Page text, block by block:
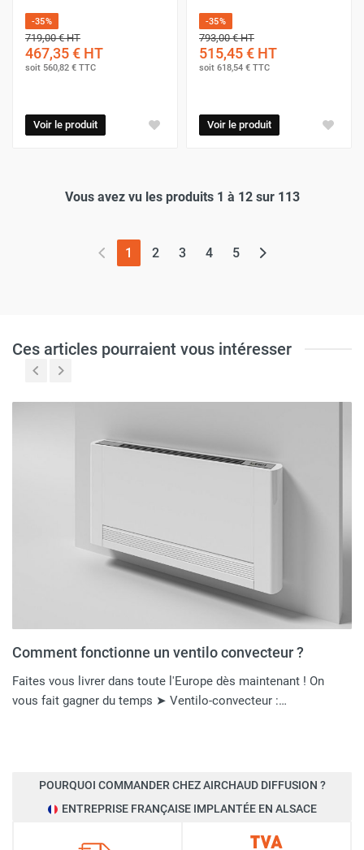
-35%
719,00 €HT
467,35 € HT
soit 560,82 € TTC
Voir le produit
-35%
793,00 €HT
515,45 € HT
soit 618,54 € TTC
Voir le produit
Vous avez vu les produits 1 à 12 sur 113
1 (page actuelle)
2 3 4 5
Ces articles pourraient vous intéresser
Comment fonctionne un ventilo convecteur ?
Faites vous livrer dans toute l'Europe dès maintenant ! On
vous fait gagner du temps ➤ Ventilo-convecteur :…
POURQUOI COMMANDER CHEZ AIRCHAUD DIFFUSION ?
ENTREPRISE FRANÇAISE IMPLANTÉE EN ALSACE